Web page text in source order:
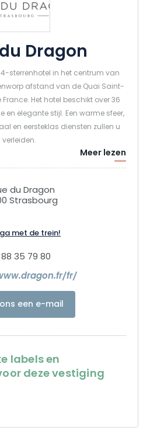
Dragon
sterrenhotel in het centrum van
afstand van de Quai Saint-
Het hotel beschikt over 36
en elegante stijl. Een warme sfeer,
en eersteklas diensten zullen u
verleiden.
Meer lezen
du Dragon
Strasbourg
met de trein!
35 79 80
fr/
een e-mail
labels en
deze vestiging